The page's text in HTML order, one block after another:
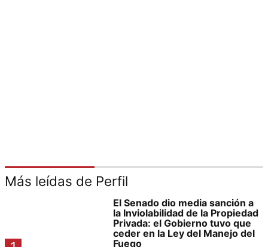
Más leídas de Perfil
El Senado dio media sanción a
la Inviolabilidad de la Propiedad
Privada: el Gobierno tuvo que
ceder en la Ley del Manejo del
Fuego